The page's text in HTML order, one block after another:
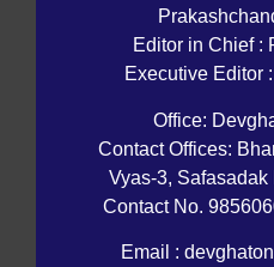
Editor in Chief :
Executive Editor
Office:
Contact Offices:
Vyas-3,
Contact No.
Email :